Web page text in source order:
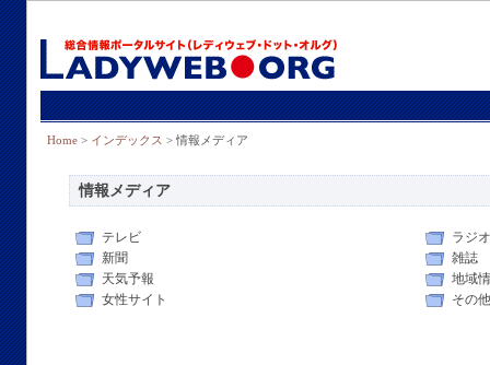
Home > インデックス > 情報メディア
情報メディア
テレビ
ラジオ
新聞
雑誌
天気予報
地域
女性サイト
その